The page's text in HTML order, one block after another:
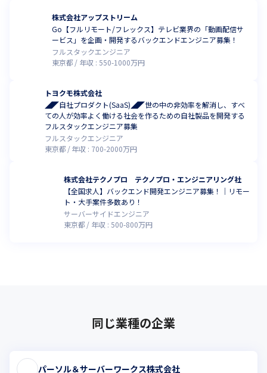
株式会社アップストリーム
Go【フルリモート/フレックス】テレビ業界の「動画配信サ
ービス」を企画・開発するバックエンドエンジニア募集！
フルスタックエンジニア
東京都
年収 : 550-1000万円
トヨクモ株式会社
◢◤自社プロダクト(SaaS)◢◤世の中の非効率を解消し、すべ
ての人が効率よく働ける社会を作るための自社製品を開発する
フルスタックエンジニア募集
フルスタックエンジニア
東京都
年収 : 700-2000万円
株式会社テクノプロ テクノプロ・エンジニアリング社
【全国求人】バックエンド開発エンジニア募集！｜リモー
ト・大手案件多数あり！
サーバーサイドエンジニア
東京都
年収 : 500-800万円
同じ業種の企業
パーソル＆サーバーワークス株式会社